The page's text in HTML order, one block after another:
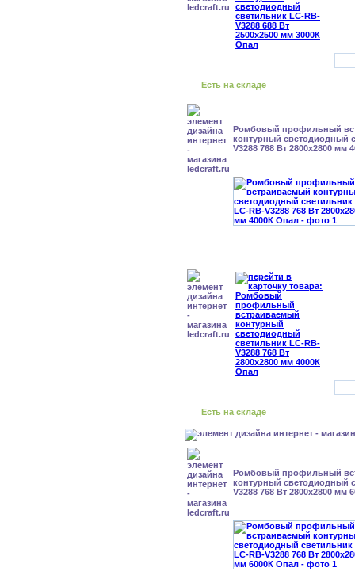
Есть на складе
Ромбовый профильный
контурный светодиодный
V3288 768 Вт 2800x2800 мм
Есть на складе
Ромбовый профильный
контурный светодиодный
V3288 768 Вт 2800x2800 мм